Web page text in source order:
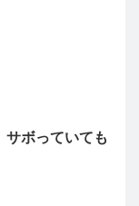
サボっていても